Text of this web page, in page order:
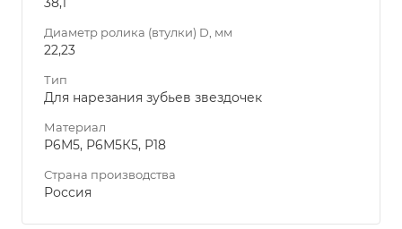
Диаметр ролика (втулки) D, мм
22,23
Тип
Для нарезания зубьев звездочек
Материал
Р6М5, Р6М5К5, Р18
Страна производства
Россия